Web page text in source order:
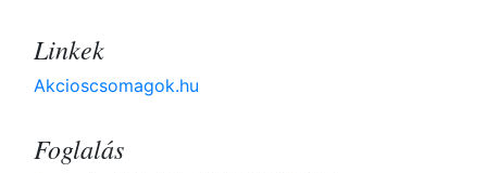
Linkek
Akcioscsomagok.hu
Foglalás